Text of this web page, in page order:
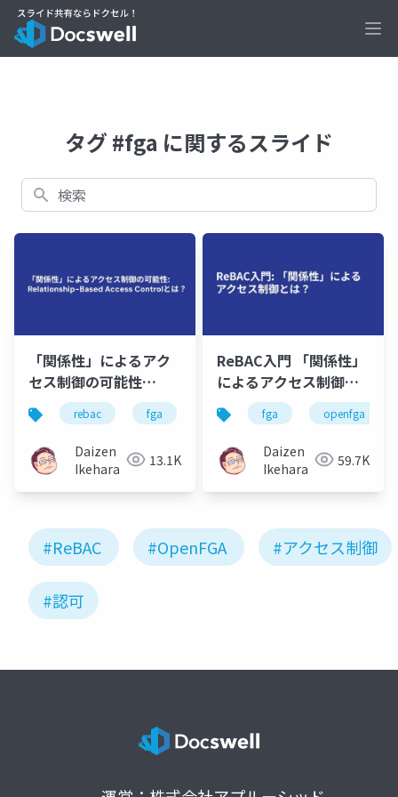
タグ #fga に関するスライド
検索
「関係性」によるアク
セス制御の可能性
Relationship-Based
Access Controlとは？
rebac fga auth0 cloud native
Daizen
Ikehara
13.1K
ReBAC入門 「関係性」
によるアクセス制御と
は？
fga openfga
Daizen
Ikehara
59.7K
#ReBAC #OpenFGA #アクセス制御
#認可